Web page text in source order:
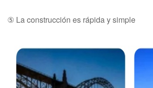
⑤ La construcción es rápida y simple